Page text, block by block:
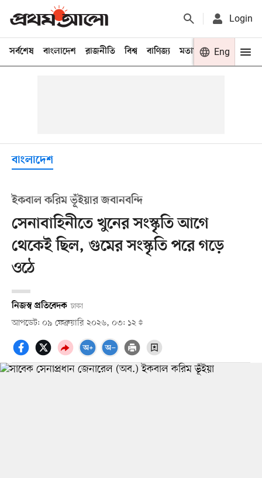
Login
সর্বশেষ বাংলাদেশ রাজনীতি বিশ্ব বাণিজ্য মতামত খেলা
Eng
বাংলাদেশ
ইকবাল করিম ভূঁইয়ার জবানবন্দি
সেনাবাহিনীতে খুনের সংস্কৃতি আগে
থেকেই ছিল, গুমের সংস্কৃতি পরে গড়ে
ওঠে
নিজস্ব প্রতিবেদক ঢাকা
আপডেট: ০৯ ফেব্রুয়ারি ২০২৬, ০৩: ১২